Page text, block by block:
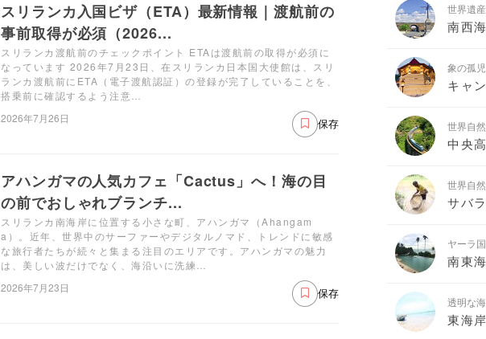
スリランカ入国ビザ（ETA）最新情報｜渡航前の
事前取得が必須（2026...
スリランカ渡航前のチェックポイント ETAは渡航前の取得が必須に
なっています 2026年7月23日、在スリランカ日本国大使館は、スリ
ランカ渡航前にETA（電子渡航認証）の登録が完了していることを、
搭乗前に確認するよう注意…
2026年7月26日
保存
アハンガマの人気カフェ「Cactus」へ！海の目
の前でおしゃれブランチ...
スリランカ南海岸に位置する小さな町、アハンガマ（Ahangam
a）。近年、世界中のサーファーやデジタルノマド、トレンドに敏感
な旅行者たちが続々と集まる注目のエリアです。アハンガマの魅力
は、美しい波だけでなく、海沿いに洗練…
2026年7月23日
保存
世界遺
南西
象の孤
キャ
世界自
中央
世界自
サバ
ヤーラ
南東
透明な
東海岸